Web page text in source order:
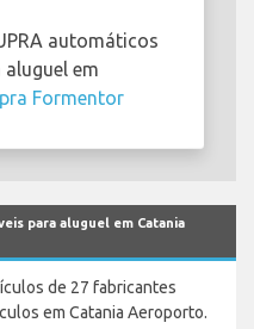
automáticos
em
Formentor
para aluguel em Catania
de 27 fabricantes
em Catania Aeroporto.